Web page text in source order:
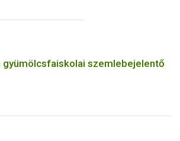
gyümölcsfaiskolai szemlebejelentő